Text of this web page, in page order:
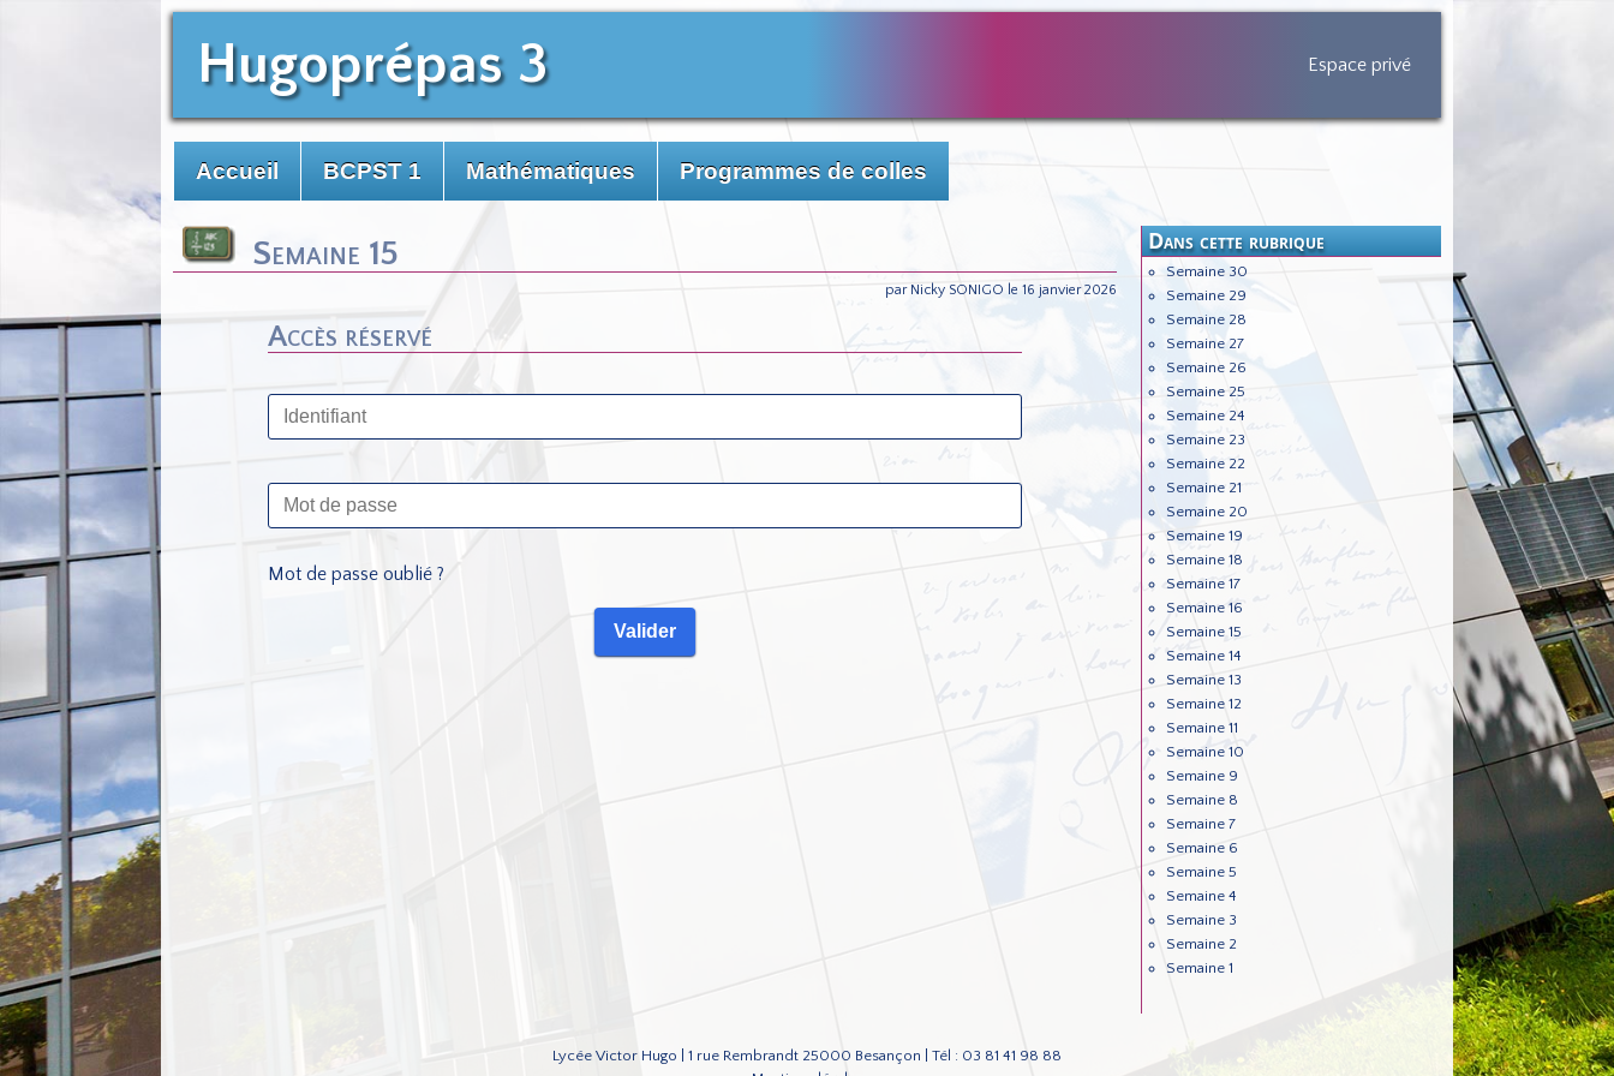
Hugoprépas 3 Espace privé
Accueil BCPST 1 Mathématiques Programmes de colles
Dans cette rubrique
Semaine 30
Semaine 29
Semaine 28
Semaine 27
Semaine 26
Semaine 25
Semaine 24
Semaine 23
Semaine 22
Semaine 21
Semaine 20
Semaine 19
Semaine 18
Semaine 17
Semaine 16
Semaine 15
Semaine 14
Semaine 13
Semaine 12
Semaine 11
Semaine 10
Semaine 9
Semaine 8
Semaine 7
Semaine 6
Semaine 5
Semaine 4
Semaine 3
Semaine 2
Semaine 1
Semaine 15
par Nicky SONIGO le 16 janvier 2026
Accès réservé
Mot de passe oublié ?
Lycée Victor Hugo | 1 rue Rembrandt 25000 Besançon | Tél : 03 81 41 98 88